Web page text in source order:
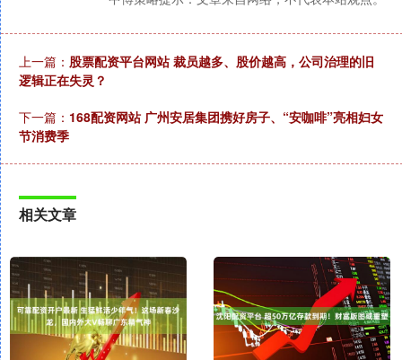
上一篇： 股票配资平台网站 裁员越多、股价越高，公司治理的旧
逻辑正在失灵？
下一篇： 168配资网站 广州安居集团携好房子、“安咖啡”亮相妇女
节消费季
相关文章